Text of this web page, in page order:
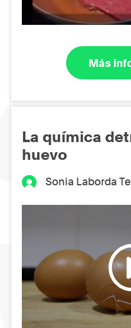
Más
La química
huevo
Sonia Laborda